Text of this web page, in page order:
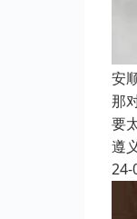
安
那
要
遵
24-